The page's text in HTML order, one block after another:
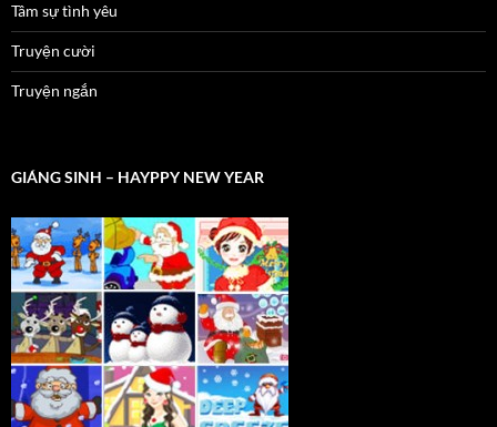
Tâm sự tình yêu
Truyện cười
Truyện ngắn
GIÁNG SINH – HAYPPY NEW YEAR